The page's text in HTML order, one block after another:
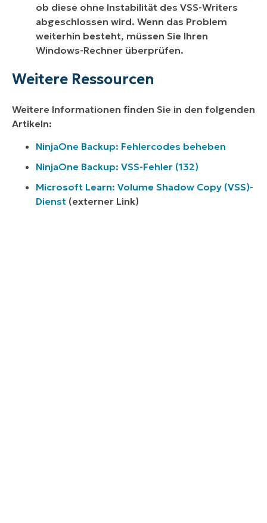
ob diese ohne Instabilität des VSS-Writers
abgeschlossen wird. Wenn das Problem
weiterhin besteht, müssen Sie Ihren
Windows-Rechner überprüfen.
Weitere Ressourcen
Weitere Informationen finden Sie in den folgenden
Artikeln:
NinjaOne Backup: Fehlercodes beheben
NinjaOne Backup: VSS-Fehler (132)
Microsoft Learn: Volume Shadow Copy (VSS)-
Dienst (externer Link)